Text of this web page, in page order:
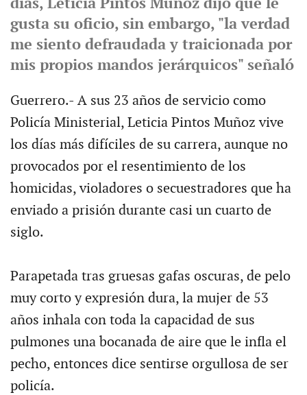
gusta su oficio, sin embargo, "la verdad
me siento defraudada y traicionada por
mis propios mandos jerárquicos" señaló
Guerrero.- A sus 23 años de servicio como
Policía Ministerial, Leticia Pintos Muñoz vive
los días más difíciles de su carrera, aunque no
provocados por el resentimiento de los
homicidas, violadores o secuestradores que ha
enviado a prisión durante casi un cuarto de
siglo.
Parapetada tras gruesas gafas oscuras, de pelo
muy corto y expresión dura, la mujer de 53
años inhala con toda la capacidad de sus
pulmones una bocanada de aire que le infla el
pecho, entonces dice sentirse orgullosa de ser
policía.